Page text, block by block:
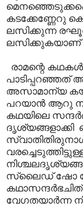
കടക്കേണ്ണേറു
ലസിക്കുന്ന
ലസിക്കുകയാണ്
രാമന്റെ കഥകള്‍
പാടിപ്പറഞ്ഞത്
അസാമാന്യ
പറയാന്‍ ആറു
കഥയിലെ
സ്വാതിതിരുനാള്‍
സ്ലൈഡ് ഷോ
വേഗതയാര്‍ന്ന